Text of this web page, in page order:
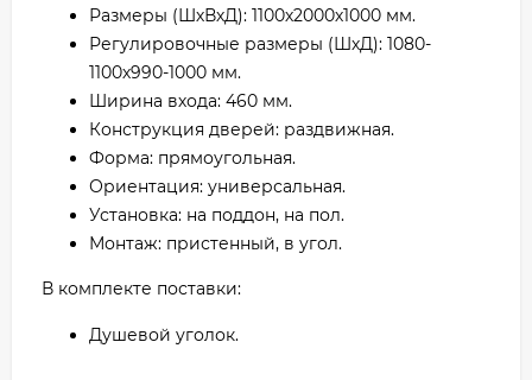
Размеры (ШхВхД): 1100х2000х1000 мм.
Регулировочные размеры (ШхД): 1080-
1100х990-1000 мм.
Ширина входа: 460 мм.
Конструкция дверей: раздвижная.
Форма: прямоугольная.
Ориентация: универсальная.
Установка: на поддон, на пол.
Монтаж: пристенный, в угол.
В комплекте поставки:
Душевой уголок.